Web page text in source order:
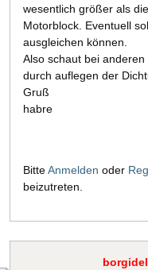
wesentlich größer als
Motorblock. Eventuell
ausgleichen können.
Also schaut bei
durch auflegen der
Gruß
habre
BitteAnmelden oder
beizutreten.